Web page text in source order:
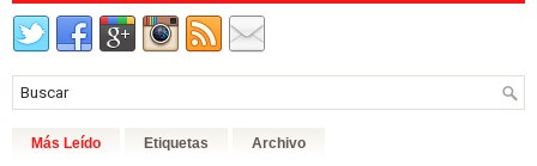
Más Leído Etiquetas Archivo